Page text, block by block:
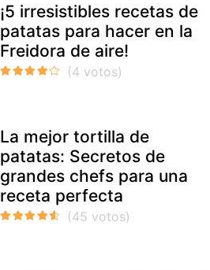
¡5 irresistibles recetas de
patatas para hacer en la
Freidora de aire!
La mejor tortilla de
patatas: Secretos de
grandes chefs para una
receta perfecta